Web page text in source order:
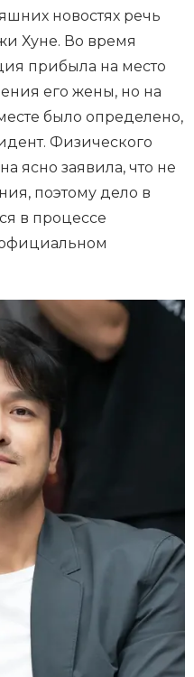
новостях речь
Хуне. Во время
прибыла на место
его жены, но на
было определено,
Физического
ясно заявила, что не
поэтому дело в
в процессе